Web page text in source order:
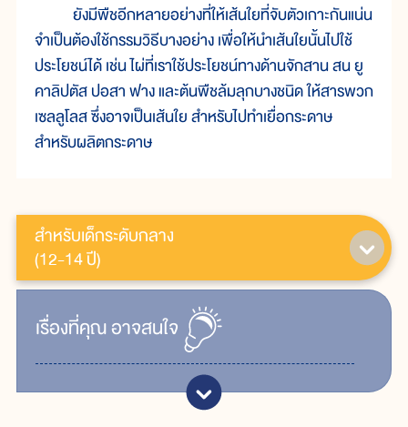
สำหรับเด็กระดับกลาง
(12-14 ปี)
เรื่ิองที่คุณอาจสนใจ
ยังมีพืชอีกหลายอย่างที่ให้เส้นใยที่จับตัวเกาะกันแน่น
จำเป็นต้องใช้กรรมวิธีบางอย่าง เพื่อให้นำเส้นใยนั้นไปใช้
ประโยชน์ได้ เช่น ไผ่ที่เราใช้ประโยชน์ทางด้านจักสาน สน ยู
คาลิปตัส ปอสา ฟาง และต้นพืชล้มลุกบางชนิด ให้สารพวก
เซลลูโลส ซึ่งอาจเป็นเส้นใย สำหรับไปทำเยื่อกระดาษ
สำหรับผลิตกระดาษ